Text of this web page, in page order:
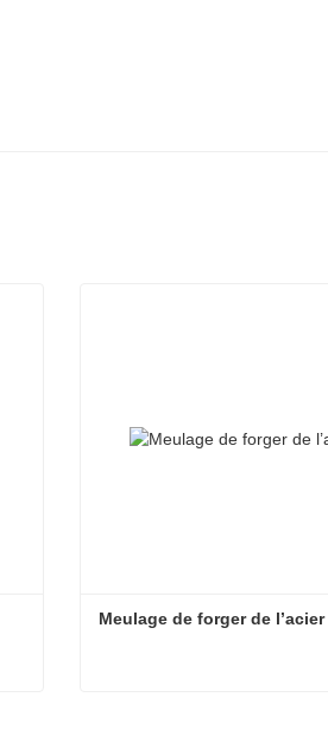
Meulage de forger de l’acier